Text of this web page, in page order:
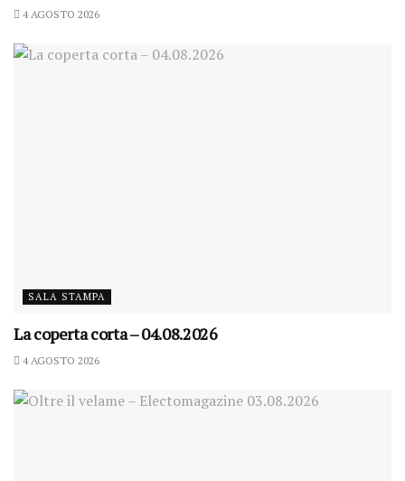
4 AGOSTO 2026
SALA STAMPA
La coperta corta – 04.08.2026
4 AGOSTO 2026